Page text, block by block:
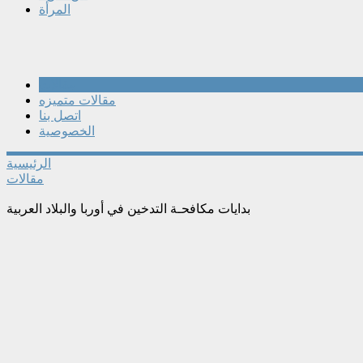
المرأة
مقالات متميزه
اتصل بنا
الخصوصية
الرئيسية
مقالات
بدايات مكافحـة التدخين في أوربا والبلاد العربية